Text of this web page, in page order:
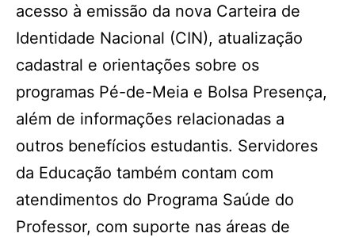
acesso à emissão da nova Carteira de
Identidade Nacional (CIN), atualização
cadastral e orientações sobre os
programas Pé-de-Meia e Bolsa Presença,
além de informações relacionadas a
outros benefícios estudantis. Servidores
da Educação também contam com
atendimentos do Programa Saúde do
Professor, com suporte nas áreas de